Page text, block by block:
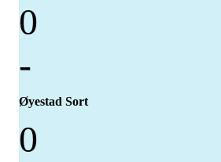
0
-
Øyestad Sort
0